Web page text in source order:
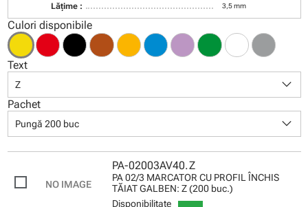
Lăţime : 3,5 mm
Culori disponibile
Text
Z keyboard_arrow_down
Pachet
Pungă 200 buc keyboard_arrow_down
PA-02003AV40.Z
PA 02/3 MARCATOR CU PROFIL ÎNCHIS
TĂIAT GALBEN: Z (200 buc.)
Disponibilitate